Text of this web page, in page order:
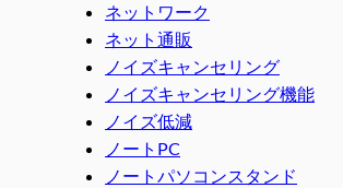
ネットワーク
ネット通販
ノイズキャンセリング
ノイズキャンセリング機能
ノイズ低減
ノートPC
ノートパソコンスタンド